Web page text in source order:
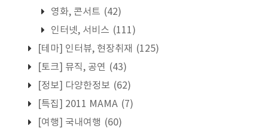
영화, 콘서트 (42)
인터넷, 서비스 (111)
[테마] 인터뷰, 현장취재 (125)
[토크] 뮤직, 공연 (43)
[정보] 다양한정보 (62)
[특집] 2011 MAMA (7)
[여행] 국내여행 (60)